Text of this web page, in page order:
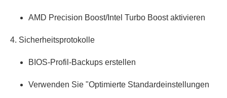
AMD Precision Boost/Intel Turbo Boost aktivieren
4. Sicherheitsprotokolle
BIOS-Profil-Backups erstellen
Verwenden Sie "Optimierte Standardeinstellungen